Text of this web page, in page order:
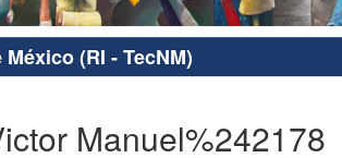
(RI - TecNM)
Manuel%242178